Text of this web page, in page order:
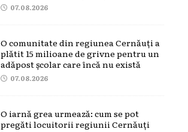
07.08.2026
O comunitate din regiunea Cernăuți a
plătit 15 milioane de grivne pentru un
adăpost școlar care încă nu există
07.08.2026
O iarnă grea urmează: cum se pot
pregăti locuitorii regiunii Cernăuți